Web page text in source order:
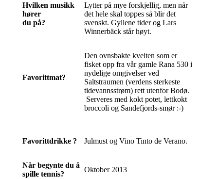
Hvilken musikk
hører
du på?
Lytter på mye forskjellig, men når
det hele skal toppes så blir det
svenskt. Gyllene tider og Lars
Winnerbäck står høyt.
Favorittmat?
Den ovnsbakte kveiten som er
fisket opp fra vår gamle Rana 530 i
nydelige omgivelser ved
Saltstraumen (verdens sterkeste
tidevannsstrøm) rett utenfor Bodø.
Serveres med kokt potet, lettkokt
broccoli og Sandefjords-smør :-)
Favorittdrikke ? Julmust og Vino Tinto de Verano.
Når begynte du å
spille tennis?
Oktober 2013